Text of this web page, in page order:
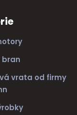
bran
vrata od firmy